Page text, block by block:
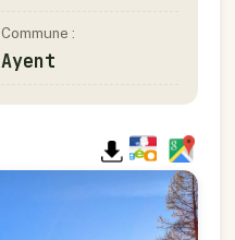
Commune :
Ayent